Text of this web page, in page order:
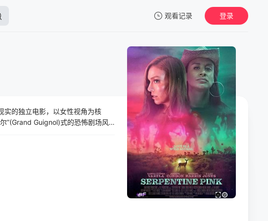
观看记录
暂无观看影片的记录
登录
实的独立电影，以女性视角为核
”(Grand Guignol)式的恐怖剧场风